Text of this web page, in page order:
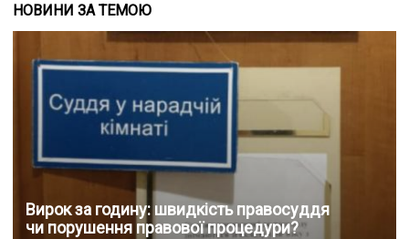
НОВИНИ ЗА ТЕМОЮ
Вирок за годину: швидкість правосуддя
чи порушення правової процедури?